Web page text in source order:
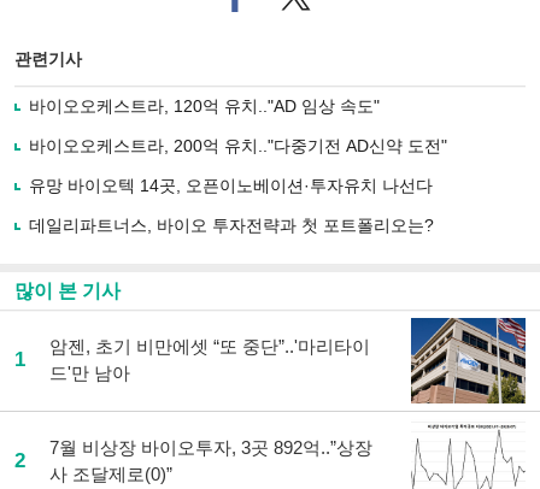
이
로
기
사
유
기
터로
관련기사
바이오오케스트라, 120억 유치.."AD 임상 속도"
바이오오케스트라, 200억 유치.."다중기전 AD신약 도전"
유망 바이오텍 14곳, 오픈이노베이션·투자유치 나선다
데일리파트너스, 바이오 투자전략과 첫 포트폴리오는?
많이 본 기사
1
암젠, 초기 비만에셋 “또 중단”..'마리타이
드'만 남아
2
7월 비상장 바이오투자, 3곳 892억..”상장
사 조달제로(0)”